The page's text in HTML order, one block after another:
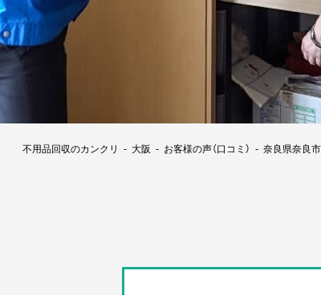
不用品回収のカンクリ 大阪 お客様の声（口コミ） 奈良県奈良